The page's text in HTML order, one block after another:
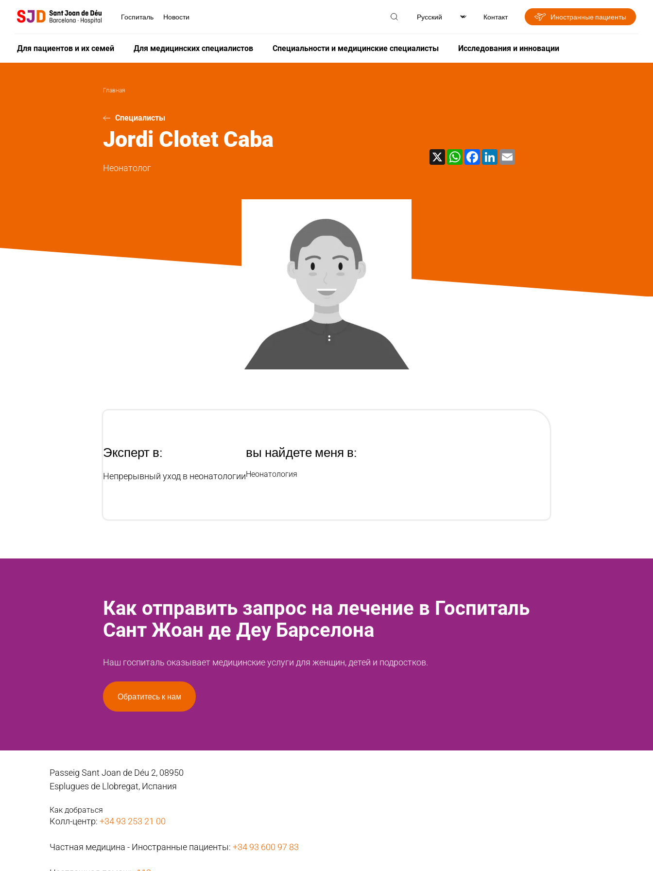
основному
Госпиталь Новости Контакт Иностранные пациенты
Для пациентов и их семей Для медицинских специалистов Специальности и медицинские специалисты Исследования и инновации
Главная
Специалисты
Jordi Clotet Caba
Неонатолог
X WhatsAppFacebook
LinkedIn
Эксперт в:
Непрерывный уход в неонатологии
вы найдете меня в:
Неонатология
Как отправить запрос на лечение в Госпиталь
Сант Жоан де Деу Барселона
Наш госпиталь оказывает медицинские услуги для женщин, детей и подростков.
Обратитесь к нам
Passeig Sant Joan de Déu 2, 08950
Esplugues de Llobregat, Испания
Как добраться
Колл-центр: +34 93 253 21 00
Частная медицина - Иностранные пациенты: +34 93 600 97 83